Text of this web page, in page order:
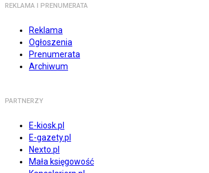
REKLAMA I PRENUMERATA
Reklama
Ogłoszenia
Prenumerata
Archiwum
PARTNERZY
E-kiosk.pl
E-gazety.pl
Nexto.pl
Mała księgowość